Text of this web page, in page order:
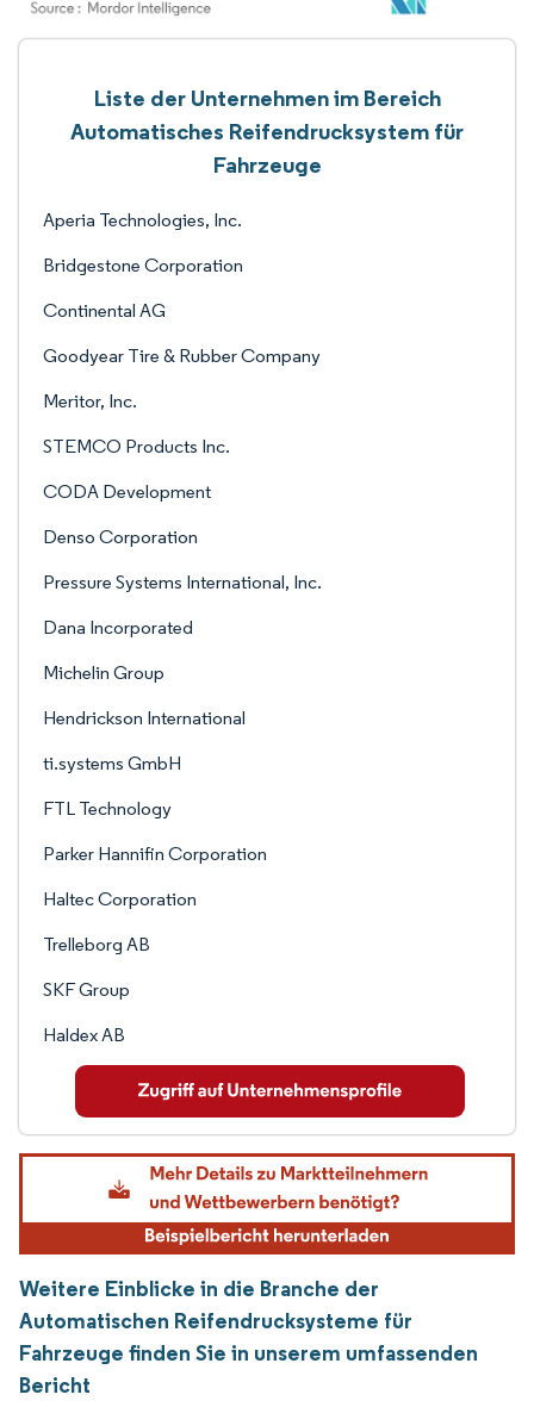
Liste der Unternehmen im Bereich
Automatisches Reifendrucksystem für
Fahrzeuge
Aperia Technologies, Inc.
Bridgestone Corporation
Continental AG
Goodyear Tire & Rubber Company
Meritor, Inc.
STEMCO Products Inc.
CODA Development
Denso Corporation
Pressure Systems International, Inc.
Dana Incorporated
Michelin Group
Hendrickson International
ti.systems GmbH
FTL Technology
Parker Hannifin Corporation
Haltec Corporation
Trelleborg AB
SKF Group
Haldex AB
Weitere Einblicke in die Branche der
Automatischen Reifendrucksysteme für
Fahrzeuge finden Sie in unserem umfassenden
Bericht